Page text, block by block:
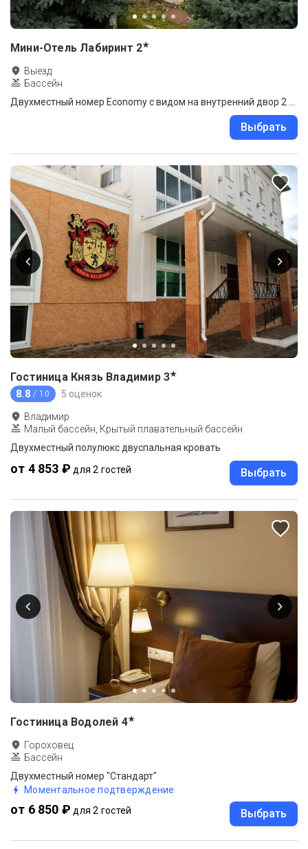
Мини-Отель Лабиринт 2★
Выезд
Бассейн
Двухместный номер Economy с видом на внутренний двор 2 отдельные кровати
Выбрать
Гостиница Князь Владимир 3★
8.8 / 10 5 оценок
Владимир
Малый бассейн, Крытый плавательный бассейн
Двухместный полулюкс двуспальная кровать
от 4 853 ₽ для 2 гостей Выбрать
Гостиница Водолей 4★
Гороховец
Бассейн
Двухместный номер "Стандарт"
Моментальное подтверждение
от 6 850 ₽ для 2 гостей Выбрать